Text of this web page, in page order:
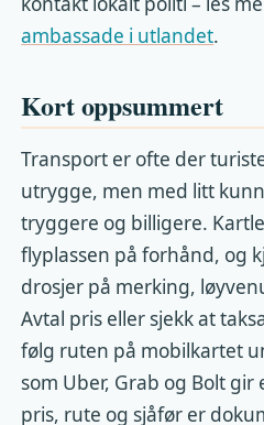
ambassade i utlandet.
Kort oppsummert
Transport er ofte der
utrygge, men med litt
tryggere og billigere.
flyplassen på forhånd, og
drosjer på merking,
Avtal pris eller sjekk at
følg ruten på mobilkartet
som Uber, Grab og Bolt
pris, rute og sjåfør er